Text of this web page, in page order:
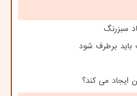
سبزرنگ
باید برطرف شود
ایجاد می کند؟